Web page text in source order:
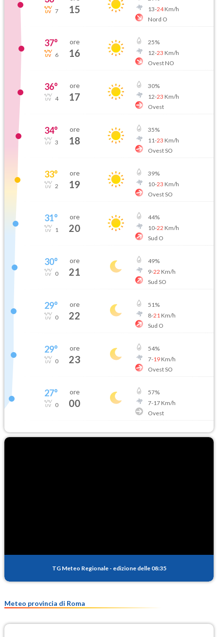
7 15
13-24Km/h
Nord O
37°
6
ore
16
25%
12-23 Km/h
Ovest NO
36°
4
ore
17
30%
12-23 Km/h
Ovest
34°
3
ore
18
35%
11-23 Km/h
Ovest SO
33°
2
ore
19
39%
10-23 Km/h
Ovest SO
31°
1
ore
20
44%
10-22 Km/h
Sud O
30°
0
ore
21
49%
9-22 Km/h
Sud SO
29°
0
ore
22
51%
8-21 Km/h
Sud O
29°
0
ore
23
54%
7-19Km/h
Ovest SO
27°
0
ore
00
57%
7-17Km/h
Ovest
TG Meteo Regionale - edizione delle 08:35
Meteo provincia di Roma